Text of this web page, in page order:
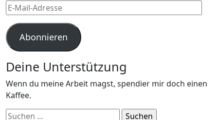
E-
Mail-
Adresse
Abonnieren
Deine Unterstützung
Wenn du meine Arbeit magst, spendier mir doch einen
Kaffee.
Suchen